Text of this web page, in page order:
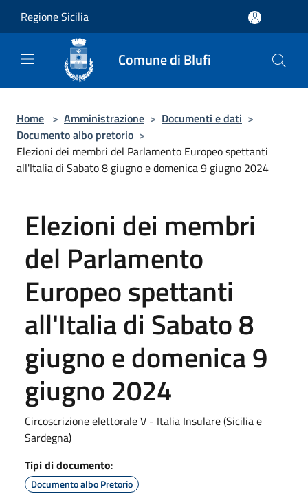
Regione Sicilia
Comune di Blufi
Home > Amministrazione > Documenti e dati >
Documento albo pretorio >
Elezioni dei membri del Parlamento Europeo spettanti
all'Italia di Sabato 8 giugno e domenica 9 giugno 2024
Elezioni dei membri
del Parlamento
Europeo spettanti
all'Italia di Sabato 8
giugno e domenica 9
giugno 2024
Circoscrizione elettorale V - Italia Insulare (Sicilia e
Sardegna)
Tipi di documento:
Documento albo Pretorio